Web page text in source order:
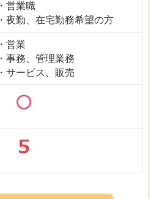
・営業職
・夜勤、在宅勤務希望の方
・営業
・事務、管理業務
・サービス、販売